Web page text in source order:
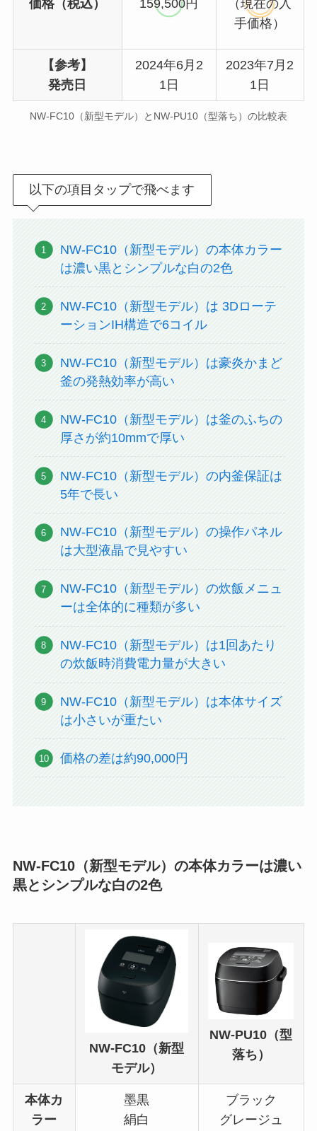
価格（税込） 159,500円
（現在の入
手価格）
【参考】
発売日
2024年6月2
1日
2023年7月2
1日
NW-FC10（新型モデル）とNW-PU10（型落ち）の比較表
以下の項目タップで飛べます
NW-FC10（新型モデル）の本体カラー
は濃い黒とシンプルな白の2色
NW-FC10（新型モデル）は 3Dローテ
ーションIH構造で6コイル
NW-FC10（新型モデル）は豪炎かまど
釜の発熱効率が高い
NW-FC10（新型モデル）は釜のふちの
厚さが約10mmで厚い
NW-FC10（新型モデル）の内釜保証は
5年で長い
NW-FC10（新型モデル）の操作パネル
は大型液晶で見やすい
NW-FC10（新型モデル）の炊飯メニュ
ーは全体的に種類が多い
NW-FC10（新型モデル）は1回あたり
の炊飯時消費電力量が大きい
NW-FC10（新型モデル）は本体サイズ
は小さいが重たい
価格の差は約90,000円
NW-FC10（新型モデル）の本体カラーは濃い
黒とシンプルな白の2色
NW-FC10（新型
モデル）
NW-PU10（型
落ち）
本体カ
ラー
墨黒
絹白
ブラック
グレージュ